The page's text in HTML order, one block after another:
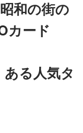
和の街の
カード
る人気タ